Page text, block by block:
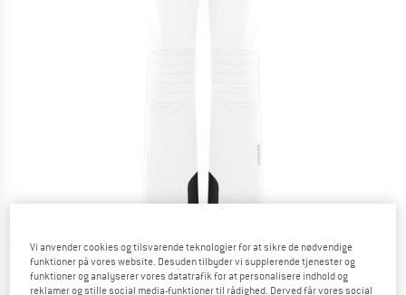
Detaljevisning
Vi anvender cookies og tilsvarende teknologier for at sikre de nødvendige
funktioner på vores website. Desuden tilbyder vi supplerende tjenester og
funktioner og analyserer vores datatrafik for at personalisere indhold og
reklamer og stille social media-funktioner til rådighed. Derved får vores social